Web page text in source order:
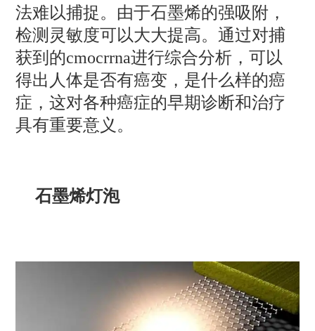
法难以捕捉。由于石墨烯的强吸附，
检测灵敏度可以大大提高。通过对捕
获到的cmocrrna进行综合分析，可以
得出人体是否有癌变，是什么样的癌
症，这对各种癌症的早期诊断和治疗
具有重要意义。
石墨烯灯泡